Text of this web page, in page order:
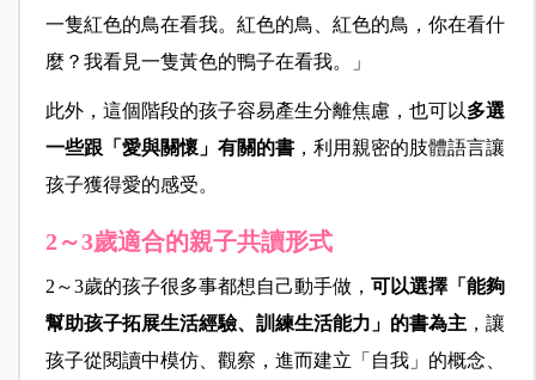
一隻紅色的鳥在看我。紅色的鳥、紅色的鳥，你在看什
麼？我看見一隻黃色的鴨子在看我。」
此外，這個階段的孩子容易產生分離焦慮，也可以多選
一些跟「愛與關懷」有關的書，利用親密的肢體語言讓
孩子獲得愛的感受。
2～3歲適合的親子共讀形式
2～3歲的孩子很多事都想自己動手做， 可以選擇「能夠
幫助孩子拓展生活經驗、訓練生活能力」的書為主，讓
孩子從閱讀中模仿、觀察，進而建立「自我」的概念、